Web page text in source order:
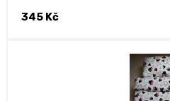
345 Kč